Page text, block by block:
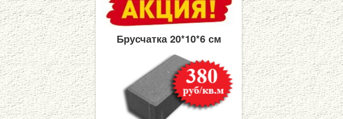
Брусчатка 20*10*6 см